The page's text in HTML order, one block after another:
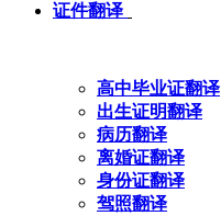
证件翻译
高中毕业证翻译
出生证明翻译
病历翻译
离婚证翻译
身份证翻译
驾照翻译